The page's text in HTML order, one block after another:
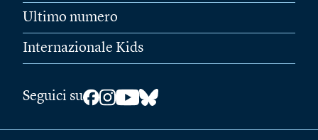
Ultimo numero
Internazionale Kids
Seguici su